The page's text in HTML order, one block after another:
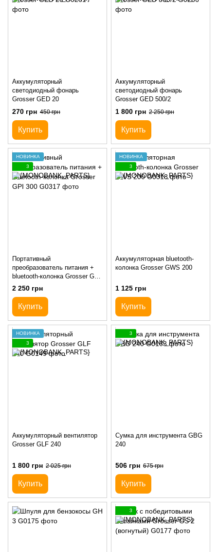
Аккумуляторный
светодиодный фонарь
Grosser GED 20
270 грн 450 грн
Купить
Аккумуляторный
светодиодный фонарь
Grosser GED 500/2
1 800 грн 2 250 грн
Купить
НОВИНКА
3
Портативный
преобразователь питания +
bluetooth-колонка Grosser GPI
300
2 250 грн
Купить
НОВИНКА
3
Аккумуляторная bluetooth-
колонка Grosser GWS 200
1 125 грн
Купить
НОВИНКА
3
Аккумуляторный вентилятор
Grosser GLF 240
1 800 грн 2 025 грн
Купить
3
Сумка для инструмента GBG
240
506 грн 675 грн
Купить
3